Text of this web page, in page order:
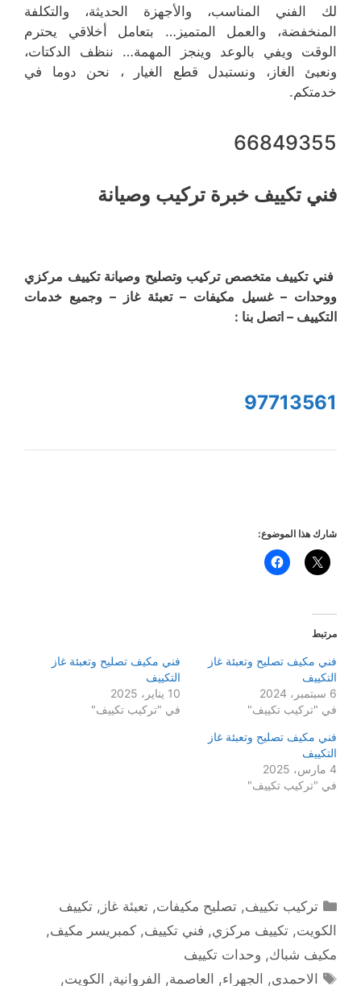
لك الفني المناسب، والأجهزة الحديثة، والتكلفة
المنخفضة، والعمل المتميز… بتعامل أخلاقي يحترم
الوقت ويفي بالوعد وينجز المهمة… ننظف الدكتات،
ونعبئ الغاز، ونستبدل قطع الغيار ، نحن دوما في
خدمتكم.
66849355
فني تكييف خبرة تركيب وصيانة
فني تكييف متخصص تركيب وتصليح وصيانة تكييف مركزي
ووحدات – غسيل مكيفات – تعبئة غاز – وجميع خدمات
التكييف – اتصل بنا :
97713561
شارك هذا الموضوع:
مرتبط
فني مكيف تصليح وتعبئة غاز
التكييف
6 سبتمبر، 2024
في "تركيب تكييف"
فني مكيف تصليح وتعبئة غاز
التكييف
10 يناير، 2025
في "تركيب تكييف"
فني مكيف تصليح وتعبئة غاز
التكييف
4 مارس، 2025
في "تركيب تكييف"
التصنيفات
تركيب تكييف,تصليح مكيفات,تعبئة غاز ,تكييف
الكويت, تكييف مركزي, فني تكييف, كمبريسر مكيف,
مكيف شباك, وحدات تكييف
الوسوم
الاحمدي, الجهراء, العاصمة, الفروانية, الكويت,